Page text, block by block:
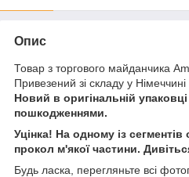
Опис
Товар з торгового майданчика
Привезений зі складу у Німеччині
Новий в оригінальній
пошкодженнями.
Уцінка! На одному із
прокол м'якої частини.
Будь ласка, перегляньте всі